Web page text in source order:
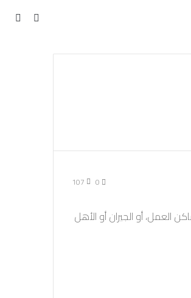
مقال
0
107
العمل، أو الجيران أو الأهل